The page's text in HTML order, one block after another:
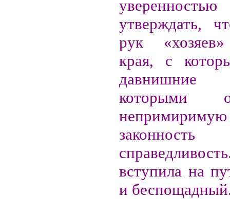
утверждать,
рук
края, с
которыми
вступила на
и